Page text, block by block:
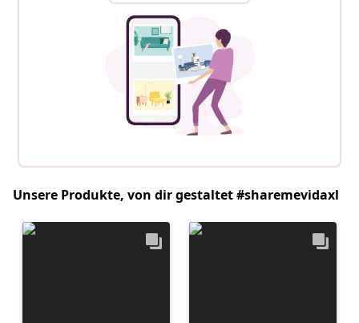
Unsere Produkte, von dir gestaltet #sharemevidaxl